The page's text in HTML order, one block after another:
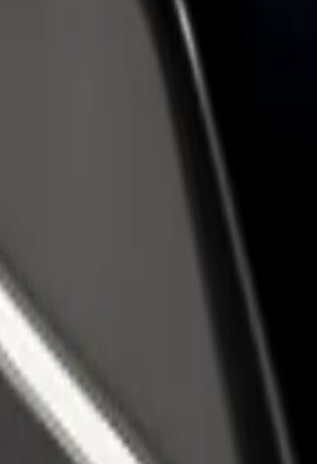
nebo obchod
zákazníků a zvyšte si
Prohlédněte si naše služby a najděte tu